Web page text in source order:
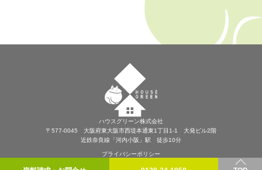
ハウスグリーン株式会社
〒577-0045 大阪府東大阪市西堤本通東1丁目1-1 大発ビル2階
近鉄奈良線「河内小阪」駅 徒歩10分
プライバシーポリシー